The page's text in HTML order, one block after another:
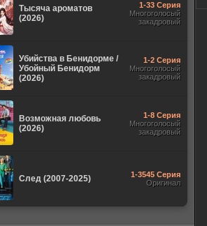
Тысяча ароматов
(2026)
1-33 Серия
Многоголосый
закадровый
Убийства в Бенидорме /
Убойный Бенидорм
(2026)
1-2 Серия
Многоголосый
закадровый
Возможная любовь
(2026)
1-8 Серия
Многоголосый
закадровый
След (2007-2025)
1-3545 Серия
Оригинал